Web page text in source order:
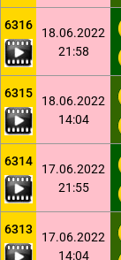
6316
18.06.2022
21:58
6315
18.06.2022
14:04
6314
17.06.2022
21:55
6313
17.06.2022
14:04